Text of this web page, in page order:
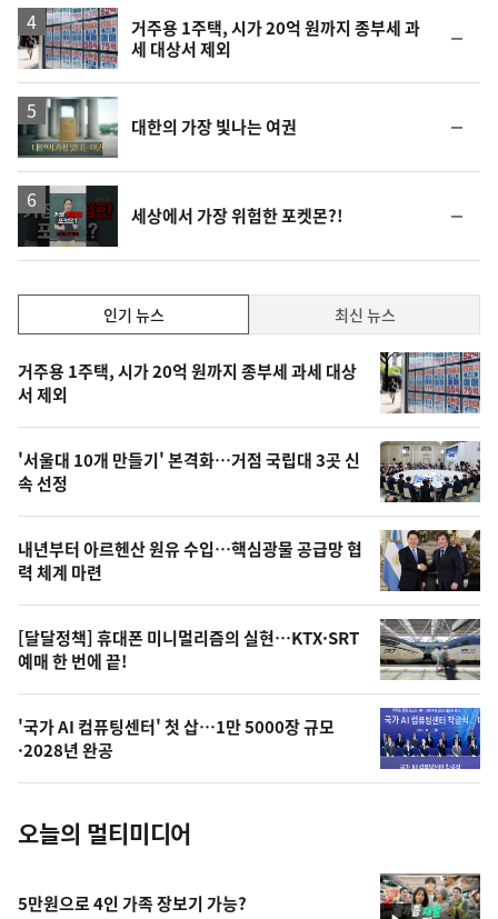
거주용 1주택, 시가 20억 원까지 종부세 과
세 대상서 제외
일
영
상
대한의 가장 빛나는 여권
일
영
세상에서 가장 위험한 포켓몬?!
일
기,
최
신,
오
늘
의
영
상
오
늘
의
사
진
인기 뉴스 최신 뉴스
기
뉴
스
거주용 1주택, 시가 20억 원까지 종부세 과세 대상
서 제외
'서울대 10개 만들기' 본격화…거점 국립대 3곳 신
속 선정
내년부터 아르헨산 원유 수입…핵심광물 공급망 협
력 체계 마련
[달달정책] 휴대폰 미니멀리즘의 실현…KTX·SRT
예매 한 번에 끝!
'국가 AI 컴퓨팅센터' 첫 삽…1만 5000장 규모
·2028년 완공
오늘의 멀티미디어
5만원으로 4인 가족 장보기 가능?